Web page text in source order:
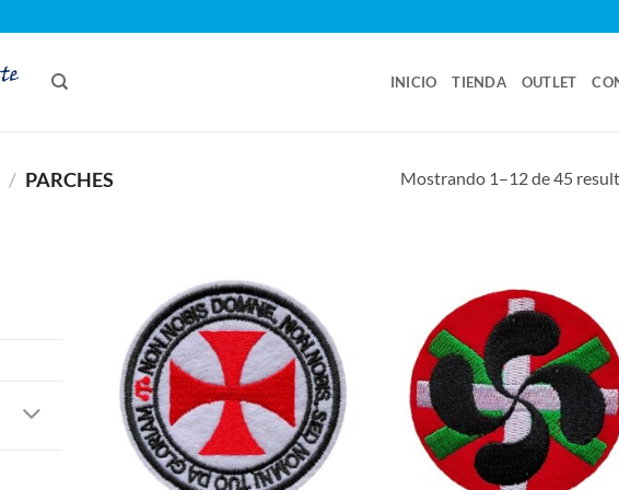
INICIO TIENDA OUTLET
/ PARCHES Mostrando 1–12 de 45